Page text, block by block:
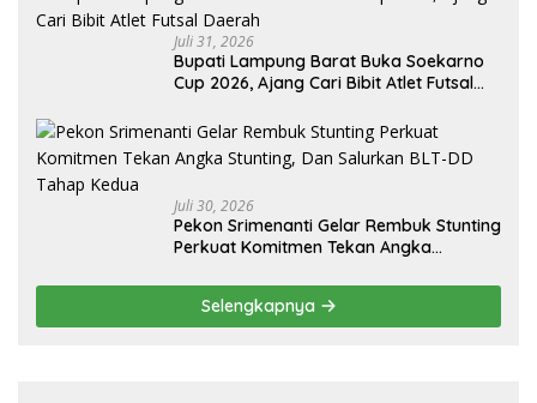
Juli 31, 2026
Bupati Lampung Barat Buka Soekarno
Cup 2026, Ajang Cari Bibit Atlet Futsal
Juli 30, 2026
Pekon Srimenanti Gelar Rembuk Stunting
Perkuat Komitmen Tekan Angka
Kedua
Selengkapnya